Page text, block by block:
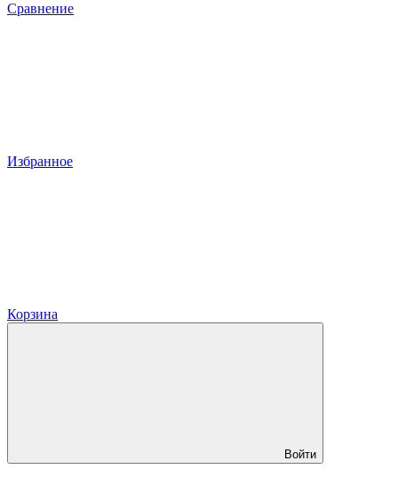
Сравнение
Избранное
Корзина
Войти